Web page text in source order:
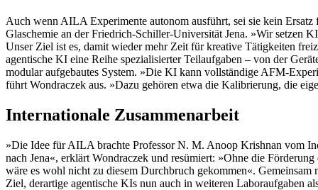
Auch wenn AILA Experimente autonom ausführt, sei sie kein
Glaschemie an der Friedrich-Schiller-Universität Jena. »Wir setzen
Unser Ziel ist es, damit wieder mehr Zeit für kreative Tätigkeiten
agentische KI eine Reihe spezialisierter Teilaufgaben – von der
modular aufgebautes System. »Die KI kann vollständige AFM-
führt Wondraczek aus. »Dazu gehören etwa die Kalibrierung, die
Internationale Zusammenarbeit
»Die Idee für AILA brachte Professor N. M. Anoop Krishnan vom
nach Jena«, erklärt Wondraczek und resümiert: »Ohne die
wäre es wohl nicht zu diesem Durchbruch gekommen«.
Ziel, derartige agentische KIs nun auch in weiteren Laboraufgaben